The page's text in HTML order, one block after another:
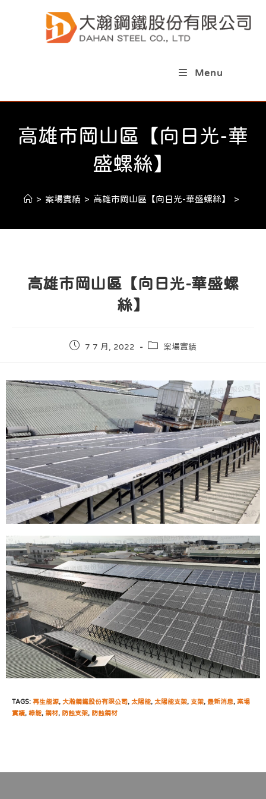
Menu
高雄市岡山區【向日光-華
盛螺絲】
> 案場實績 > 高雄市岡山區【向日光-華盛螺絲】 >
高雄市岡山區【向日光-華盛螺
絲】
7 7 月, 2022 案場實績
TAGS: 再生能源, 大瀚鋼鐵股份有限公司, 太陽能, 太陽能支架, 支架, 最新消息, 案場
實績, 綠能, 鋼材, 防蝕支架, 防蝕鋼材